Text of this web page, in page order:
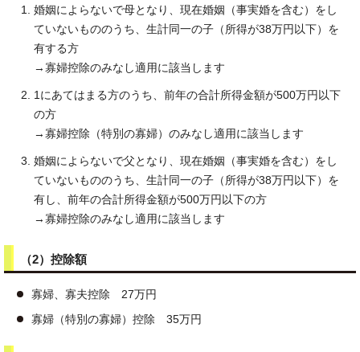
婚姻によらないで母となり、現在婚姻（事実婚を含む）をし
ていないもののうち、生計同一の子（所得が38万円以下）を
有する方
→寡婦控除のみなし適用に該当します
1にあてはまる方のうち、前年の合計所得金額が500万円以下
の方
→寡婦控除（特別の寡婦）のみなし適用に該当します
婚姻によらないで父となり、現在婚姻（事実婚を含む）をし
ていないもののうち、生計同一の子（所得が38万円以下）を
有し、前年の合計所得金額が500万円以下の方
→寡婦控除のみなし適用に該当します
（2）控除額
寡婦、寡夫控除 27万円
寡婦（特別の寡婦）控除 35万円